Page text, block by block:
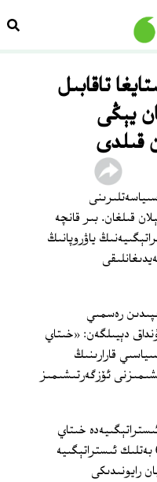
تاقابىل
يېڭى
قىلدى
قىلغان. بىر قانچە
ياۋروپانىڭ
رەسمىي
دېيىلگەن: «خىتاي
قارارىنىڭ
ئۆزگەرتىشىمىز
خىتاي
«سىستېمىلىق رەقىب» دەپ ئاتالغان. بۇ 64 بەتلىك ئىستراتېگىيە
رايونىدىكى